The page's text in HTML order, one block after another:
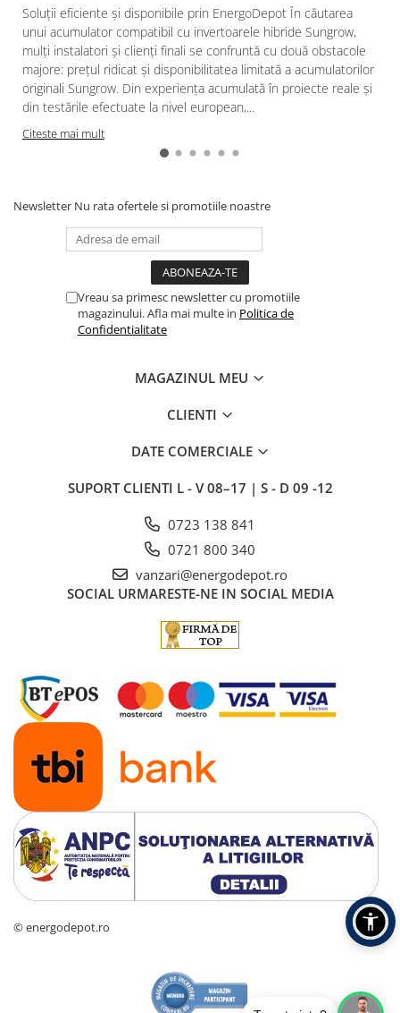
Soluții eficiente și disponibile prin EnergoDepot În căutarea
unui acumulator compatibil cu invertoarele hibride Sungrow,
mulți instalatori și clienți finali se confruntă cu două obstacole
majore: prețul ridicat și disponibilitatea limitată a acumulatorilor
originali Sungrow. Din experiența acumulată în proiecte reale și
din testările efectuate la nivel european,...
Citeste mai mult
Newsletter Nu rata ofertele si promotiile noastre
Vreau sa primesc newsletter cu promotiile
magazinului. Afla mai multe in Politica de
Confidentialitate
MAGAZINUL MEU
CLIENTI
DATE COMERCIALE
SUPORT CLIENTI L - V 08–17 | S - D 09 -12
0723 138 841
0721 800 340
vanzari@energodepot.ro
SOCIAL URMARESTE-NE IN SOCIAL MEDIA
© energodepot.ro